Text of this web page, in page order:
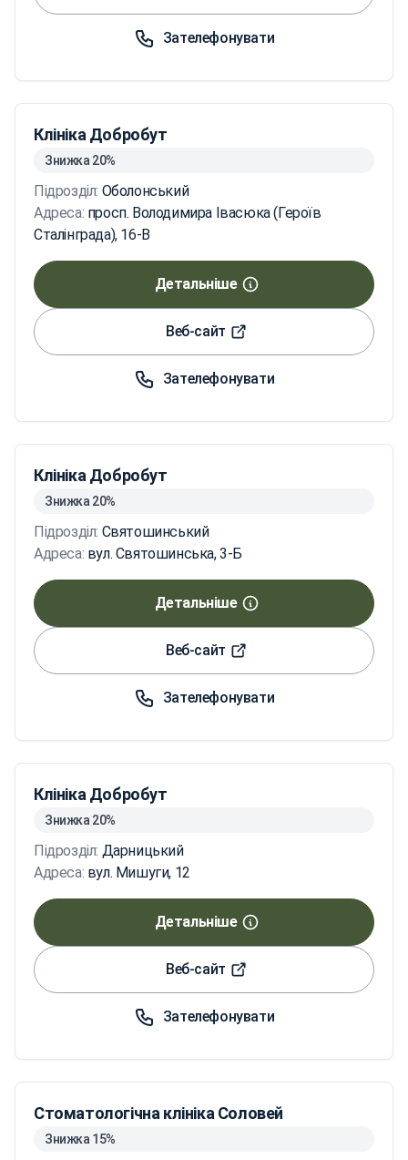
Зателефонувати
Клініка Добробут
Знижка 20%
Підрозділ: Оболонський
Адреса: просп. Володимира Івасюка (Героїв
Сталінграда), 16-В
Детальніше
Веб-сайт
Зателефонувати
Клініка Добробут
Знижка 20%
Підрозділ: Святошинський
Адреса: вул. Святошинська, 3-Б
Детальніше
Веб-сайт
Зателефонувати
Клініка Добробут
Знижка 20%
Підрозділ: Дарницький
Адреса: вул. Мишуги, 12
Детальніше
Веб-сайт
Зателефонувати
Стоматологічна клініка Соловей
Знижка 15%